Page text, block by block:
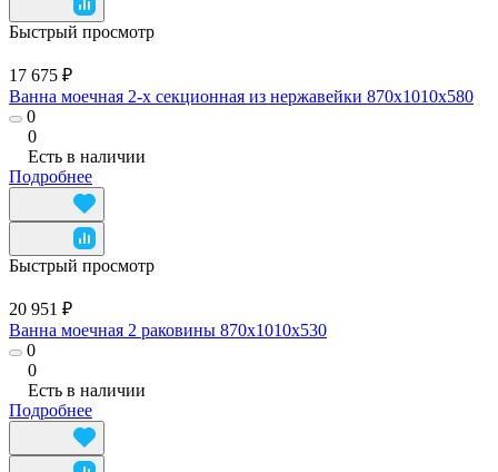
Быстрый просмотр
17 675 ₽
Ванна моечная 2-х секционная из нержавейки 870x1010x580
0
0
Есть в наличии
Подробнее
Быстрый просмотр
20 951 ₽
Ванна моечная 2 раковины 870x1010x530
0
0
Есть в наличии
Подробнее